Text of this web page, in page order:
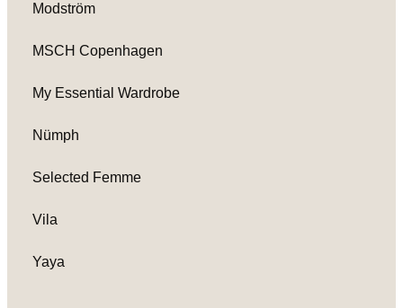
Modström
MSCH Copenhagen
My Essential Wardrobe
Nümph
Selected Femme
Vila
Yaya